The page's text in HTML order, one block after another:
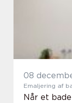
08
Emaljering af
Når et